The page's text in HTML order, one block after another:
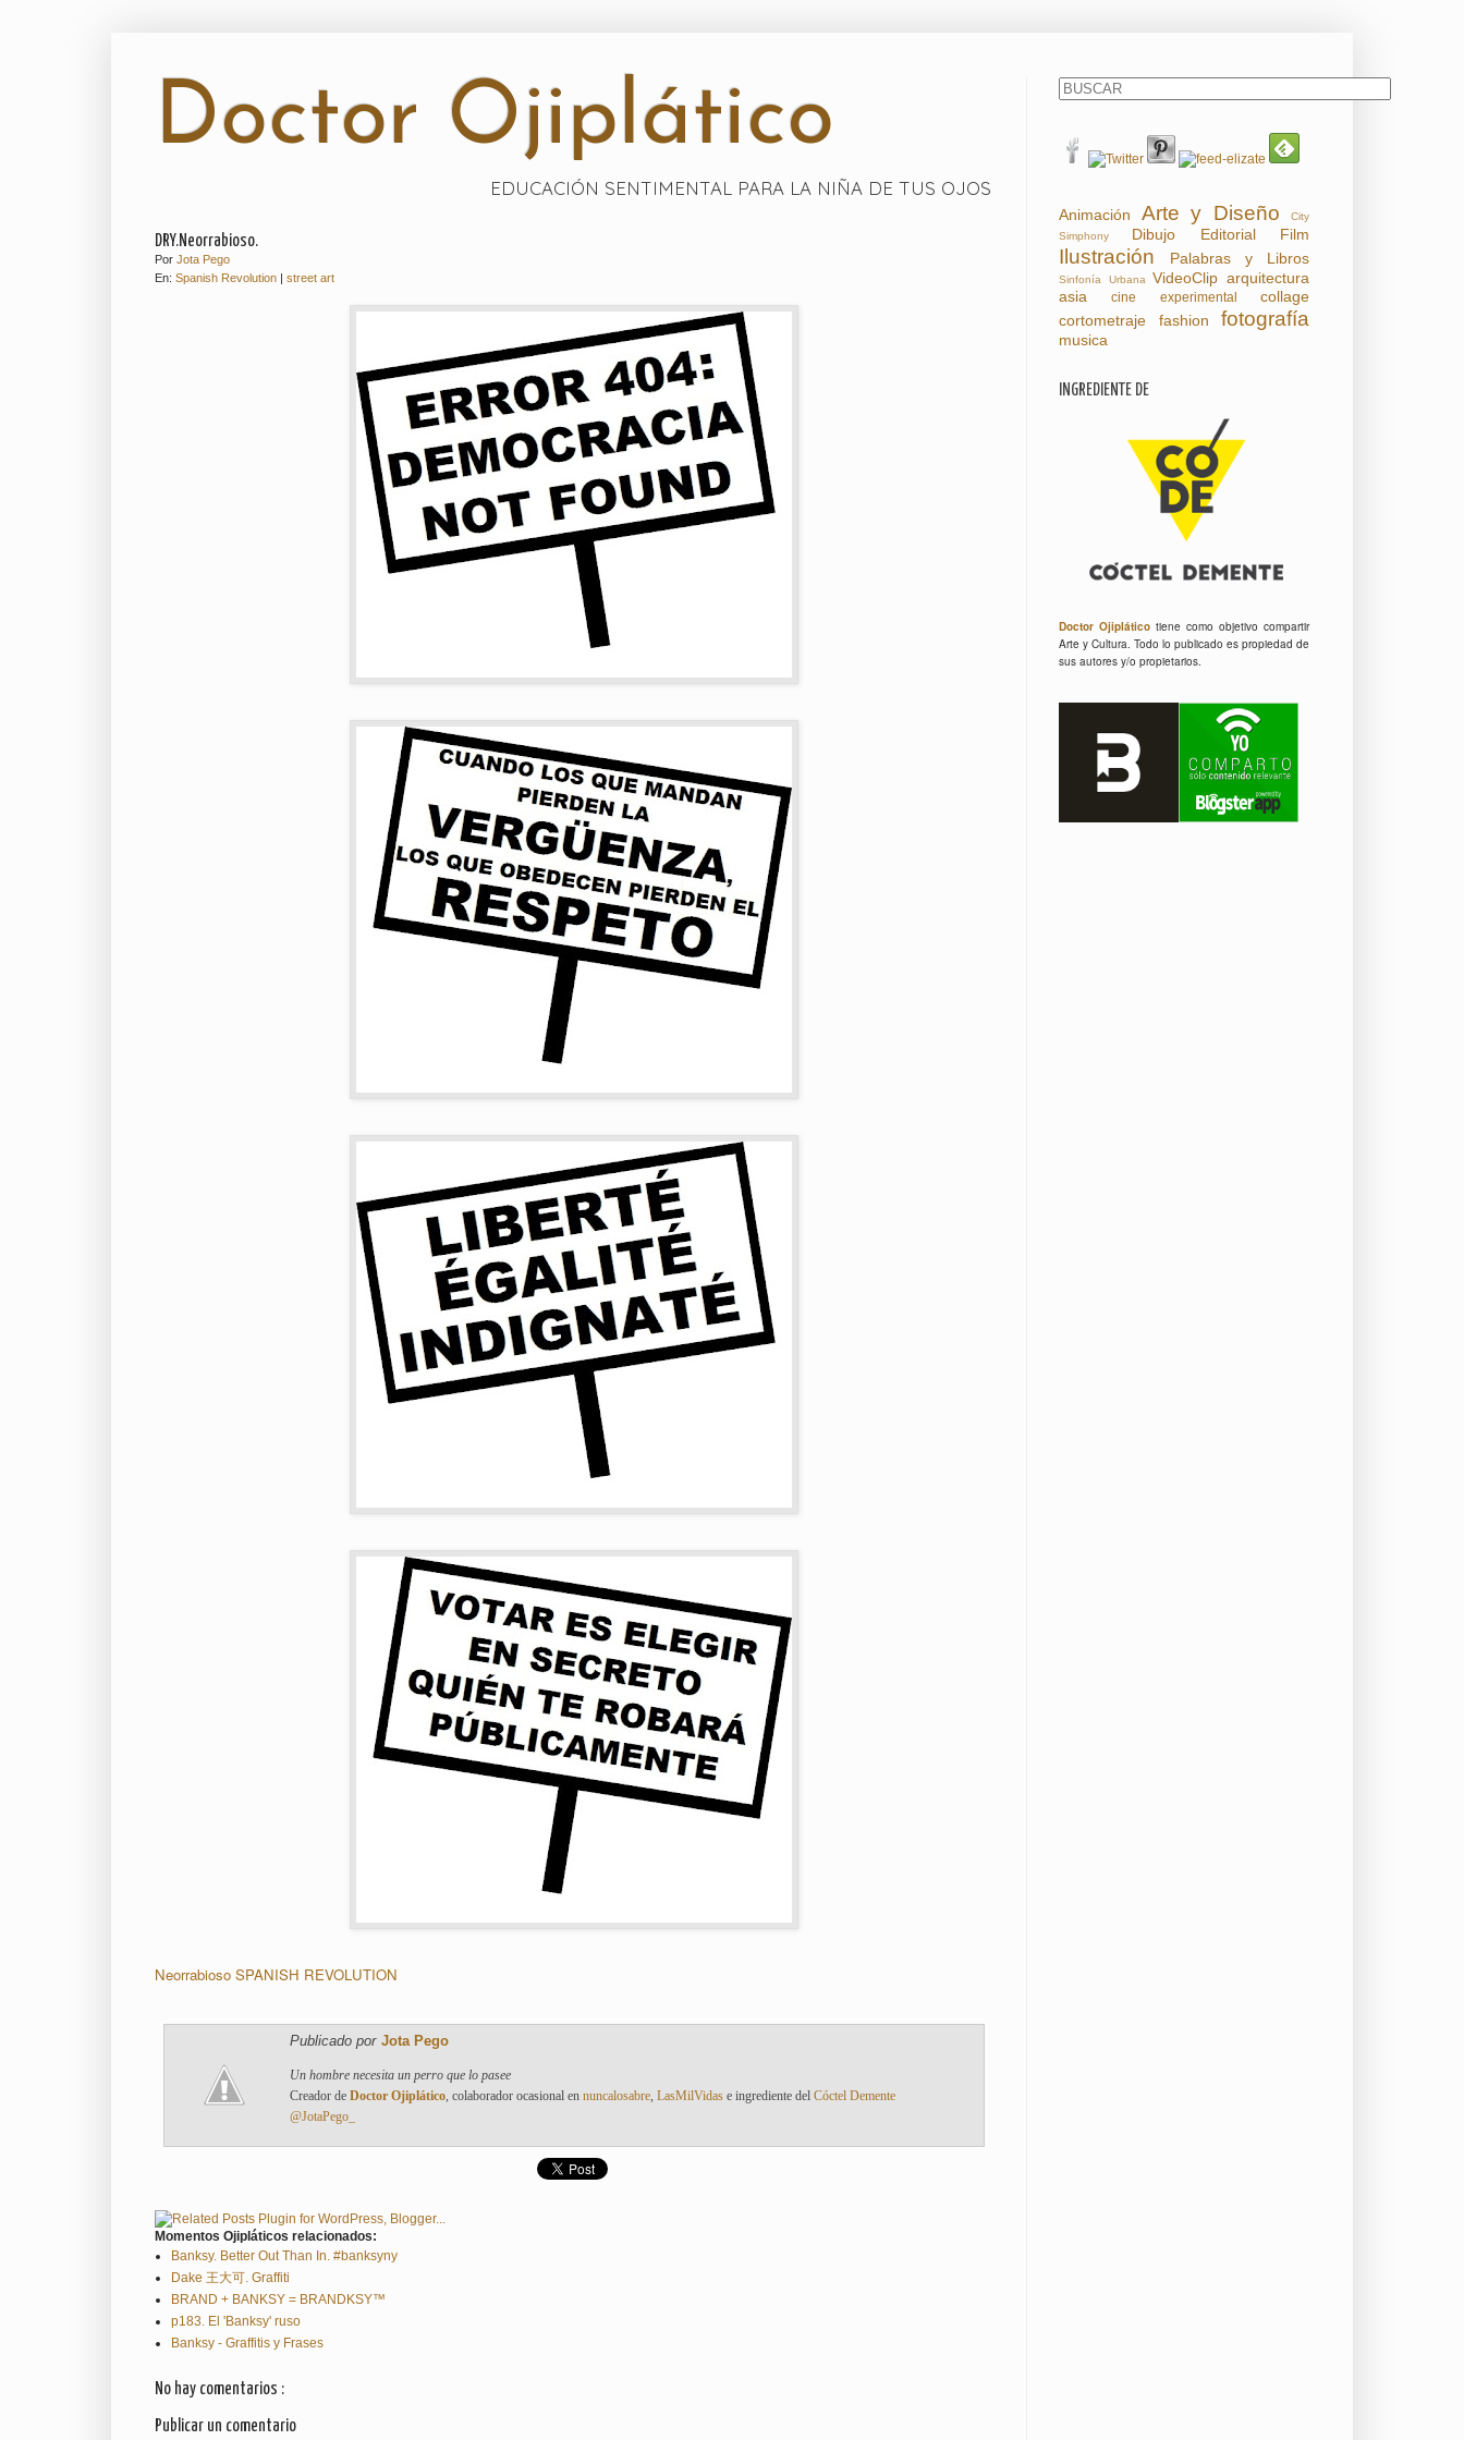
Doctor Ojiplático
EDUCACIÓN SENTIMENTAL PARA LA NIÑA DE TUS OJOS
DRY.Neorrabioso.
Por Jota Pego
En: Spanish Revolution | street art
Neorrabioso SPANISH REVOLUTION
Publicado por Jota Pego
Un hombre necesita un perro que lo pasee
Creador de Doctor Ojiplático, colaborador ocasional en nuncalosabre, LasMilVidas e ingrediente del Cóctel Demente
@JotaPego_
Momentos Ojipláticos relacionados:
Banksy. Better Out Than In. #banksyny
Dake 王大可. Graffiti
BRAND + BANKSY = BRANDKSY™
p183. El 'Banksy' ruso
Banksy - Graffitis y Frases
No hay comentarios :
Publicar un comentario
Animación Arte y Diseño
City
Simphony
Dibujo Editorial Film
Ilustración Palabras y Libros
Sinfonía Urbana VideoClip arquitectura
asia
cine experimental
collage
cortometraje
fashion fotografía
musica
INGREDIENTE DE
Doctor Ojiplático tiene como objetivo compartir
Arte y Cultura. Todo lo publicado es propiedad de
sus autores y/o propietarios.